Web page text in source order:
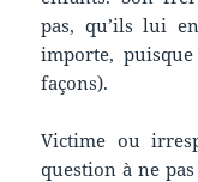
pas, qu’ils lui
importe,
façons).
Victime ou
question à ne